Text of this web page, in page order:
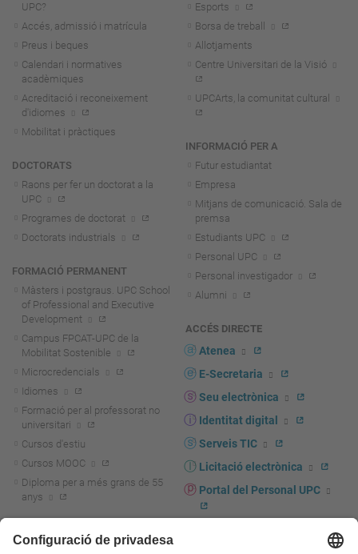
UPC?
Accés, admissió i matrícula
Preus i beques
Calendari i normatives
acadèmiques
Acreditació i reconeixement
d'idiomes
Mobilitat i pràctiques
DOCTORATS
Raons per fer un doctorat a la
UPC
Programes de doctorat
Doctorats industrials
FORMACIÓ PERMANENT
Màsters i postgraus. UPC School
of Professional and Executive
Development
Campus FPCAT-UPC de la
Mobilitat Sostenible
Microcredencials
Idiomes
Formació per al professorat no
universitari
Cursos d'estiu
Cursos MOOC
Diploma per a més grans de 55
anys
Actualitat R+D+I
Esports
Borsa de treball
Allotjaments
Centre Universitari de la Visió
UPCArts, la comunitat cultural
INFORMACIÓ PER A
Futur estudiantat
Empresa
Mitjans de comunicació. Sala de
premsa
Estudiants UPC
Personal UPC
Personal investigador
Alumni
ACCÉS DIRECTE
Atenea
E-Secretaria
Seu electrònica
Identitat digital
Serveis TIC
Licitació electrònica
Portal del Personal UPC